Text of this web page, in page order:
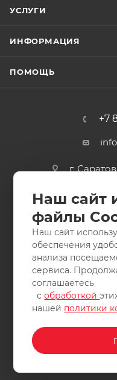
УСЛУГИ
ИНФОРМАЦИЯ
ПОМОЩЬ
+7
г.
2011-2026 ©
ВелоСаратов. Не
защищены.
Наш сайт
файлы
Наш сайт
обеспечения
анализа
сервиса.
соглашаетесь
собработкой
нашей политики